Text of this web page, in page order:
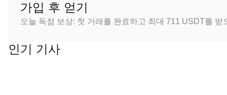
가입 후 얻기
오늘 독점 보상: 첫 거래를 완료하고 최대 711 USDT를 받
인기 기사